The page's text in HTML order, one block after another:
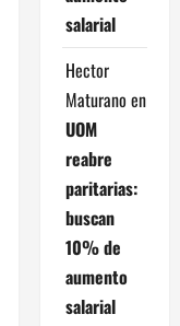
salarial
Hector
Maturano en
UOM
reabre
paritarias:
buscan
10% de
aumento
salarial